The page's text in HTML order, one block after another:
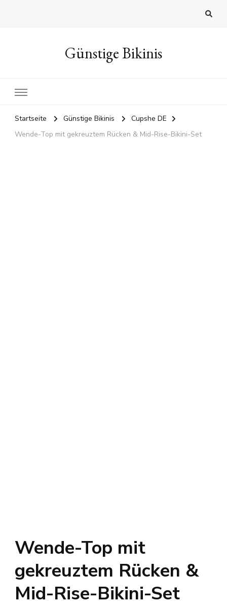
Günstige Bikinis
Startseite Günstige Bikinis
Cupshe DE
Wende-Top mit gekreuztem Rücken & Mid-Rise-Bikini-Set
Wende-Top mit
gekreuztem Rücken &
Mid-Rise-Bikini-Set